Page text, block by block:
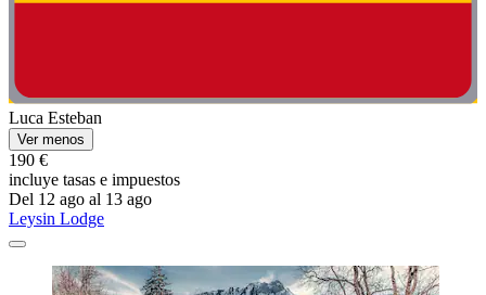
Luca Esteban
Ver menos
190 €
incluye tasas e impuestos
Del 12 ago al 13 ago
Leysin Lodge